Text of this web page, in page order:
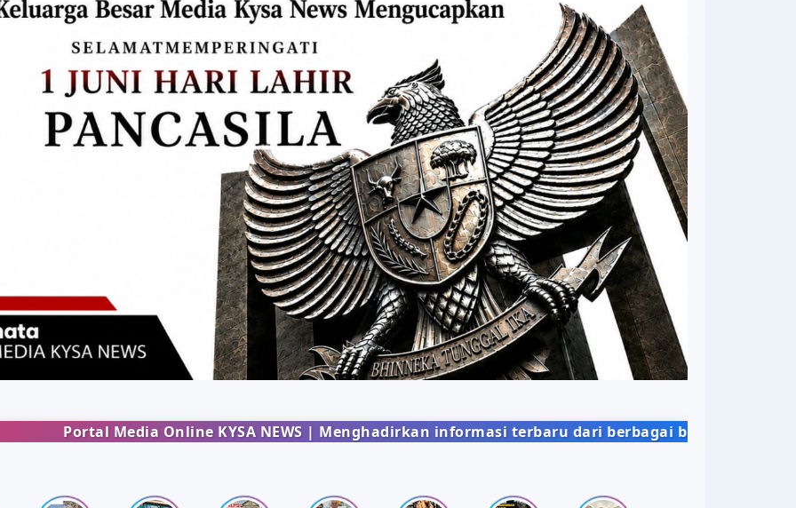
| Menghadirkan informasi terbaru dari berbagai bidang kehidupan masyarakat dengan